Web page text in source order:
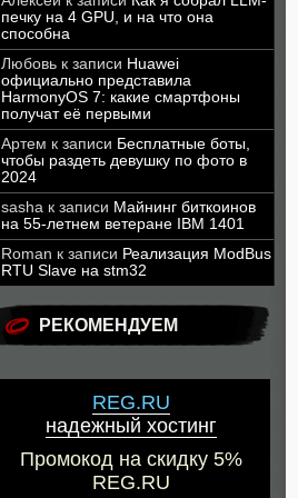
печку на 4 GPU, и на что она
способна
Любовь к записи Huawei
официально представила
HarmonyOS 7: какие смартфоны
получат её первыми
Артем к записи Бесплатные боты,
чтобы раздеть девушку по фото в
2024
sasha к записи Майнинг биткоинов
на 55-летнем ветеране IBM 1401
Roman к записи Реализация ModBus
RTU Slave на stm32
РЕКОМЕНДУЕМ
REG.RU
надежный хостинг
Промокод на скидку 5%
REG.RU